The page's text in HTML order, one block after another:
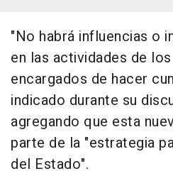
"No habrá influencias o
en las actividades de
encargados de hacer
indicado durante su
agregando que esta
parte de la "estrategia
del Estado".